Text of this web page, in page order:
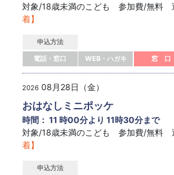
対象/18歳未満のこども 参加費/無料
着】
申込方法
電話・窓口
WEB・ハガキ 窓 口
2026 08月28日（金）
おはなしミニポッケ
時間： 11 時00分より 11時30分まで
対象/18歳未満のこども 参加費/無料
着】
申込方法